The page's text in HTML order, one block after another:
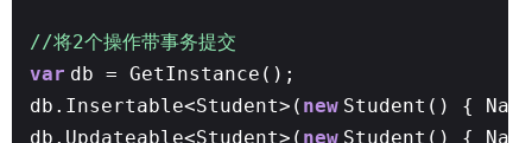
//将2个操作带事务提交
var db = GetInstance();
db.Insertable<Student>( new Student() {
db.Updateable<Student>( new Student() {